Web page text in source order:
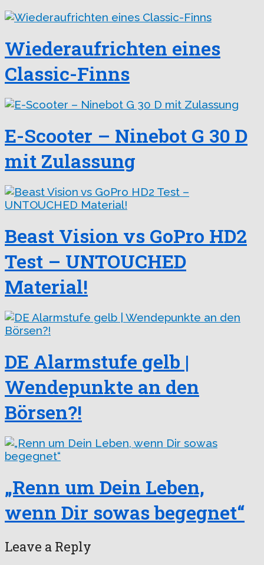
Wiederaufrichten eines
Classic-Finns
E-Scooter – Ninebot G 30 D
mit Zulassung
Beast Vision vs GoPro HD2
Test – UNTOUCHED
Material!
DE Alarmstufe gelb |
Wendepunkte an den
Börsen?!
„Renn um Dein Leben,
wenn Dir sowas begegnet“
Leave a Reply